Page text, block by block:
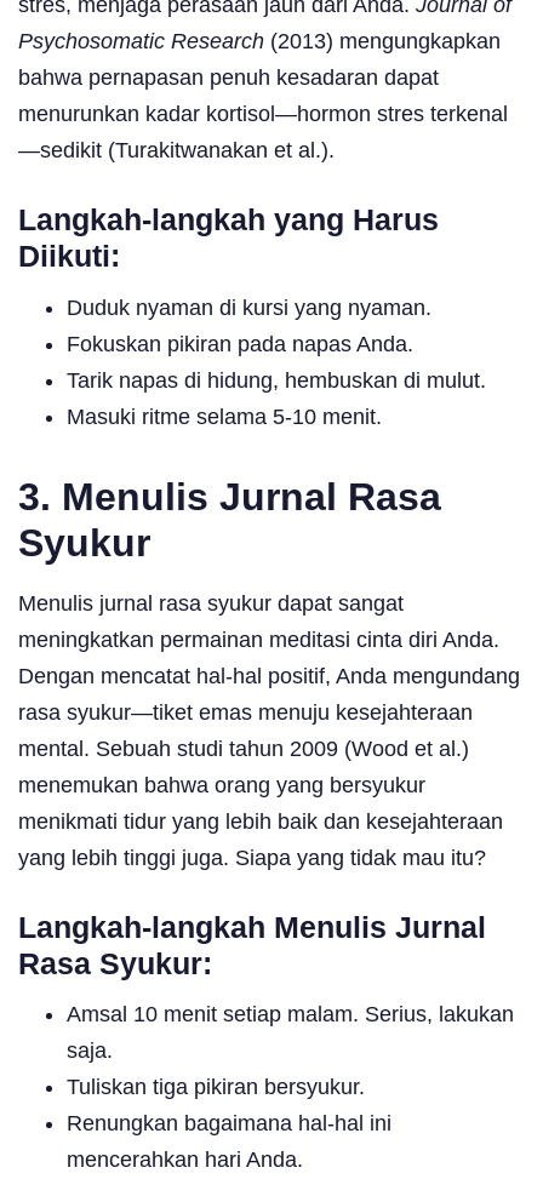
stres, menjaga perasaan jauh dari Anda. Journal of
Psychosomatic Research (2013) mengungkapkan
bahwa pernapasan penuh kesadaran dapat
menurunkan kadar kortisol—hormon stres terkenal
—sedikit (Turakitwanakan et al.).
Langkah-langkah yang Harus
Diikuti:
Duduk nyaman di kursi yang nyaman.
Fokuskan pikiran pada napas Anda.
Tarik napas di hidung, hembuskan di mulut.
Masuki ritme selama 5-10 menit.
3. Menulis Jurnal Rasa
Syukur
Menulis jurnal rasa syukur dapat sangat
meningkatkan permainan meditasi cinta diri Anda.
Dengan mencatat hal-hal positif, Anda mengundang
rasa syukur—tiket emas menuju kesejahteraan
mental. Sebuah studi tahun 2009 (Wood et al.)
menemukan bahwa orang yang bersyukur
menikmati tidur yang lebih baik dan kesejahteraan
yang lebih tinggi juga. Siapa yang tidak mau itu?
Langkah-langkah Menulis Jurnal
Rasa Syukur:
Amsal 10 menit setiap malam. Serius, lakukan
saja.
Tuliskan tiga pikiran bersyukur.
Renungkan bagaimana hal-hal ini
mencerahkan hari Anda.